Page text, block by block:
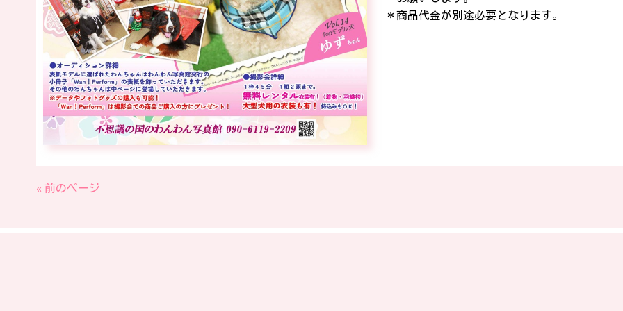
＊商品代金が別途必要となります。
« 前のページ